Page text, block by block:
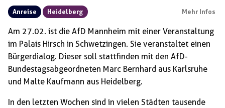
Anreise Heidelberg Mehr Infos
Am 27.02. ist die AfD Mannheim mit einer Veranstaltung
im Palais Hirsch in Schwetzingen. Sie veranstaltet einen
Bürgerdialog. Dieser soll stattfinden mit den AfD-
Bundestagsabgeordneten Marc Bernhard aus Karlsruhe
und Malte Kaufmann aus Heidelberg.
In den letzten Wochen sind in vielen Städten tausende